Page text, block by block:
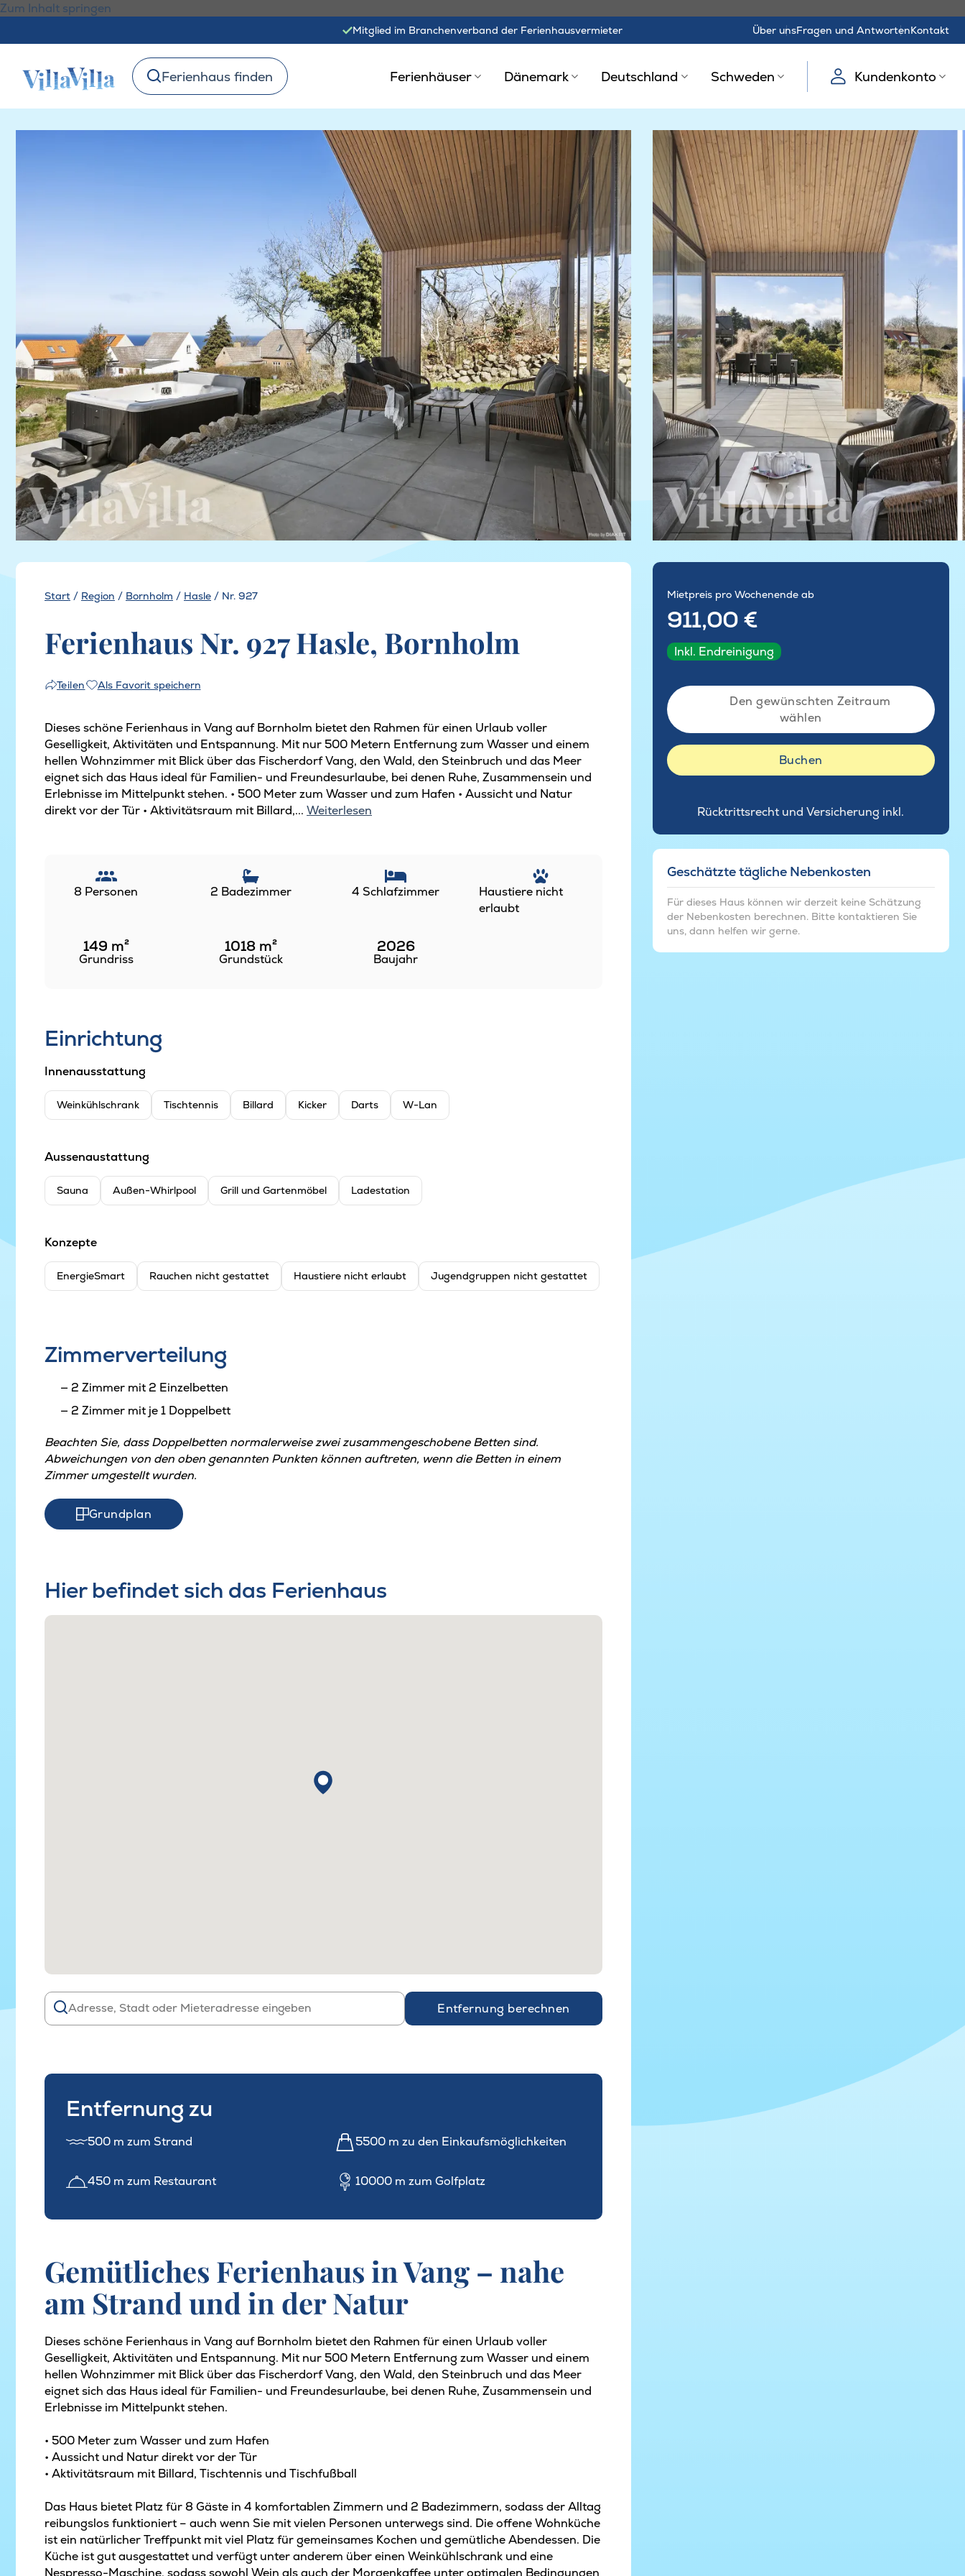
Zum Inhalt springen
Mitglied im Branchenverband der Ferienhausvermieter Über unsFragen und AntwortenKontakt
Ferienhaus finden Ferienhäuser Dänemark Deutschland Schweden Kundenkonto
Start / Region / Bornholm / Hasle / Nr. 927
Ferienhaus Nr. 927 Hasle, Bornholm
Teilen Als Favorit speichern
Dieses schöne Ferienhaus in Vang auf Bornholm bietet den Rahmen für einen Urlaub voller
Geselligkeit, Aktivitäten und Entspannung. Mit nur 500 Metern Entfernung zum Wasser und einem
hellen Wohnzimmer mit Blick über das Fischerdorf Vang, den Wald, den Steinbruch und das Meer
eignet sich das Haus ideal für Familien- und Freundesurlaube, bei denen Ruhe, Zusammensein und
Erlebnisse im Mittelpunkt stehen. • 500 Meter zum Wasser und zum Hafen • Aussicht und Natur
direkt vor der Tür • Aktivitätsraum mit Billard,... Weiterlesen
8 Personen 2 Badezimmer 4 Schlafzimmer
Haustiere nicht
erlaubt
149 m²
Grundriss
1018 m²
Grundstück
2026
Baujahr
Einrichtung
Innenausstattung
Weinkühlschrank Tischtennis Billard Kicker Darts W-Lan
Aussenaustattung
Sauna Außen-Whirlpool Grill und Gartenmöbel Ladestation
Konzepte
EnergieSmart Rauchen nicht gestattet Haustiere nicht erlaubt Jugendgruppen nicht gestattet
Zimmerverteilung
2 Zimmer mit 2 Einzelbetten
2 Zimmer mit je 1 Doppelbett
Beachten Sie, dass Doppelbetten normalerweise zwei zusammengeschobene Betten sind.
Abweichungen von den oben genannten Punkten können auftreten, wenn die Betten in einem
Zimmer umgestellt wurden.
Grundplan
Hier befindet sich das Ferienhaus
Entfernung berechnen
Entfernung zu
500 m zum Strand 5500 m zu den Einkaufsmöglichkeiten
450 m zum Restaurant 10000 m zum Golfplatz
Gemütliches Ferienhaus in Vang – nahe
am Strand und in der Natur
Dieses schöne Ferienhaus in Vang auf Bornholm bietet den Rahmen für einen Urlaub voller
Geselligkeit, Aktivitäten und Entspannung. Mit nur 500 Metern Entfernung zum Wasser und einem
hellen Wohnzimmer mit Blick über das Fischerdorf Vang, den Wald, den Steinbruch und das Meer
eignet sich das Haus ideal für Familien- und Freundesurlaube, bei denen Ruhe, Zusammensein und
Erlebnisse im Mittelpunkt stehen.
• 500 Meter zum Wasser und zum Hafen
• Aussicht und Natur direkt vor der Tür
• Aktivitätsraum mit Billard, Tischtennis und Tischfußball
Das Haus bietet Platz für 8 Gäste in 4 komfortablen Zimmern und 2 Badezimmern, sodass der Alltag
reibungslos funktioniert – auch wenn Sie mit vielen Personen unterwegs sind. Die offene Wohnküche
ist ein natürlicher Treffpunkt mit viel Platz für gemeinsames Kochen und gemütliche Abendessen. Die
Küche ist gut ausgestattet und verfügt unter anderem über einen Weinkühlschrank und eine
Nespresso-Maschine, sodass sowohl Wein als auch der Morgenkaffee unter optimalen Bedingungen
Mietpreis pro Wochenende ab
911,00 €
Inkl. Endreinigung
Den gewünschten Zeitraum
wählen
Buchen
Rücktrittsrecht und Versicherung inkl.
Geschätzte tägliche Nebenkosten
Für dieses Haus können wir derzeit keine Schätzung
der Nebenkosten berechnen. Bitte kontaktieren Sie
uns, dann helfen wir gerne.